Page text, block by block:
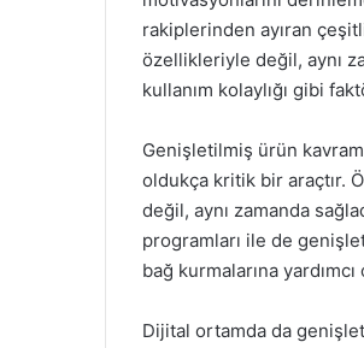
rakiplerinden ayıran
özellikleriyle değil, aynı
kullanım kolaylığı gibi
Genişletilmiş ürün
oldukça kritik bir araçtır.
değil, aynı zamanda
programları ile de
bağ kurmalarına
Dijital ortamda da